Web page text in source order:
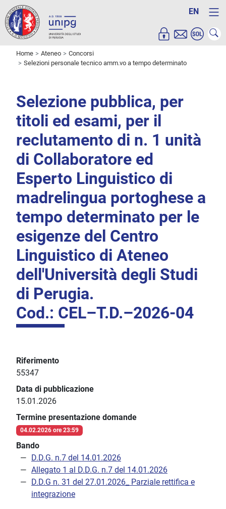
EN
Home Ateneo
Concorsi
Selezioni personale tecnico amm.vo a tempo determinato
Selezione pubblica, per
titoli ed esami, per il
reclutamento di n. 1 unità
di Collaboratore ed
Esperto Linguistico di
madrelingua portoghese a
tempo determinato per le
esigenze del Centro
Linguistico di Ateneo
dell'Università degli Studi
di Perugia.
Cod.: CEL–T.D.–2026-04
Riferimento
55347
Data di pubblicazione
15.01.2026
Termine presentazione domande
04.02.2026 ore 23:59
Bando
D.D.G. n.7 del 14.01.2026
Allegato 1 al D.D.G. n.7 del 14.01.2026
D.D.G n. 31 del 27.01.2026_ Parziale rettifica e
integrazione